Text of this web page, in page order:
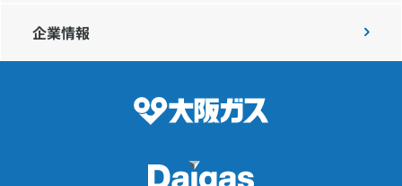
IR情報
プレスリリース
企業情報